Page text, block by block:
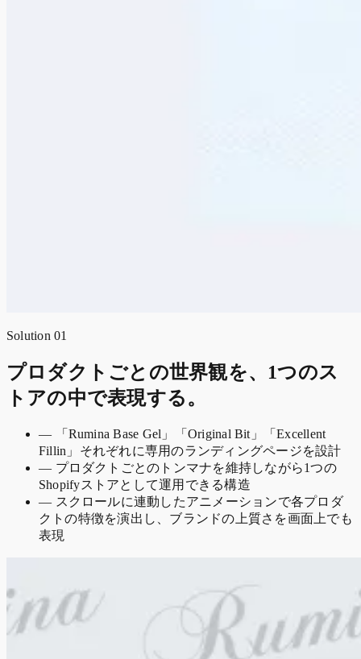
Solution 01
プロダクトごとの世界観を、1つのス
トアの中で表現する。
—
「Rumina Base Gel」「Original Bit」「Excellent
Fillin」それぞれに専用のランディングページを設計
— プロダクトごとのトンマナを維持しながら1つの
Shopifyストアとして運用できる構造
— スクロールに連動したアニメーションで各プロダ
クトの特徴を演出し、ブランドの上質さを画面上でも
表現